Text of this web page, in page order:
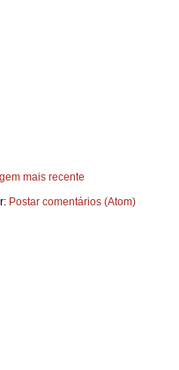
mais recente
Postar comentários (Atom)